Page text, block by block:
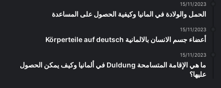
15/11/2023
الحمل والولادة في المانيا وكيفية الحصول على المساعدة
15/11/2023
أعضاء جسم الانسان بالالمانية Körperteile auf deutsch
15/11/2023
ما هي الإقامة المتسامحة Duldung في ألمانيا وكيف يمكن الحصول
عليها؟